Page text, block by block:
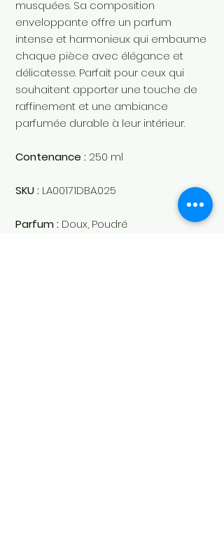
musquées. Sa composition
enveloppante offre un parfum
intense et harmonieux qui embaume
chaque pièce avec élégance et
délicatesse. Parfait pour ceux qui
souhaitent apporter une touche de
raffinement et une ambiance
parfumée durable à leur intérieur.
Contenance : 250 ml
SKU : LA00171DBA.025
Parfum : Doux, Poudré